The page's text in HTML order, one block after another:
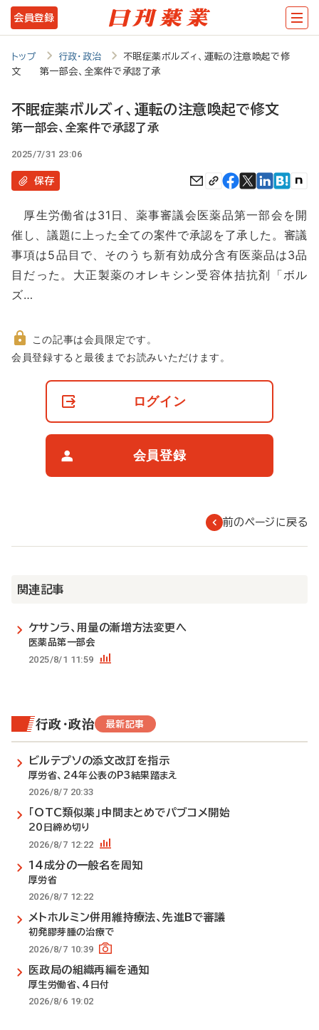
メ
イ
テ
ツ
に
動
会員登録
トップ 行政・政治
不眠症薬ボルズィ、運転の注意喚起で修
文 第一部会、全案件で承認了承
不眠症薬ボルズィ、運転の注意喚起で修文
第一部会、全案件で承認了承
2025/7/31 23:06
保存
厚生労働省は31日、薬事審議会医薬品第一部会を開
催し、議題に上った全ての案件で承認を了承した。審議
事項は5品目で、そのうち新有効成分含有医薬品は3品
目だった。大正製薬のオレキシン受容体拮抗剤「ボル
ズ…
非
この記事は会員限定です。
会員登録すると最後までお読みいただけます。
ログイン
会員登録
前のページに戻る
関連記事
ケサンラ、用量の漸増方法変更へ
医薬品第一部会
2025/8/1 11:59
行政・政治 最新記事
ビルテプソの添文改訂を指示
厚労省、24年公表のP3結果踏まえ
2026/8/7 20:33
「OTC類似薬」中間まとめでパブコメ開始
20日締め切り
2026/8/7 12:22
14成分の一般名を周知
厚労省
2026/8/7 12:22
メトホルミン併用維持療法、先進Bで審議
初発膠芽腫の治療で
2026/8/7 10:39
医政局の組織再編を通知
厚生労働省、4日付
2026/8/6 19:02